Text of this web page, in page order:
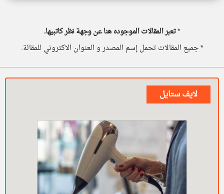
*تعبر المقالات الموجوده هنا عن وجهة نظر كاتبيها.
* جميع المقالات تحمل إسم المصدر و العنوان الاكتروني للمقالة.
لايف ستايل